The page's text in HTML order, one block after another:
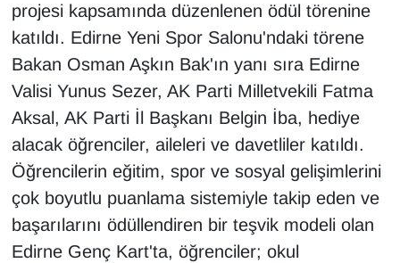
projesi kapsamında düzenlenen ödül törenine
katıldı. Edirne Yeni Spor Salonu'ndaki törene
Bakan Osman Aşkın Bak'ın yanı sıra Edirne
Valisi Yunus Sezer, AK Parti Milletvekili Fatma
Aksal, AK Parti İl Başkanı Belgin İba, hediye
alacak öğrenciler, aileleri ve davetliler katıldı.
Öğrencilerin eğitim, spor ve sosyal gelişimlerini
çok boyutlu puanlama sistemiyle takip eden ve
başarılarını ödüllendiren bir teşvik modeli olan
Edirne Genç Kart'ta, öğrenciler; okul
ONE EKONOMİ
POLİTİKA
Resmi İlanlar
RÖPORTAJ
SAĞLIK
Seri İlan